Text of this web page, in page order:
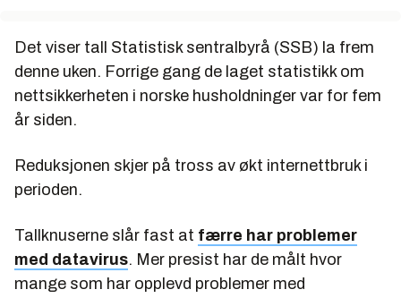
Det viser tall Statistisk sentralbyrå (SSB) la frem
denne uken. Forrige gang de laget statistikk om
nettsikkerheten i norske husholdninger var for fem
år siden.
Reduksjonen skjer på tross av økt internettbruk i
perioden.
Tallknuserne slår fast at færre har problemer
med datavirus. Mer presist har de målt hvor
mange som har opplevd problemer med